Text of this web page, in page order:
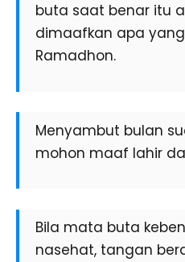
buta saat benar itu
dimaafkan apa
Ramadhon.
Menyambut bulan
mohon maaf lahir
Bila mata buta
nasehat, tangan